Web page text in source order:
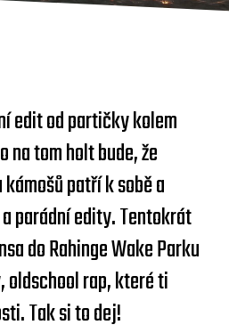
edit od partičky kolem
na tom holt bude, že
patří k sobě a
parádní edity. Tentokrát
do Rahinge Wake Parku
rap, které ti
Tak si to dej!